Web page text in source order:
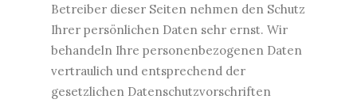
Betreiber dieser Seiten nehmen den Schutz
Ihrer persönlichen Daten sehr ernst. Wir
behandeln Ihre personenbezogenen Daten
vertraulich und entsprechend der
gesetzlichen Datenschutzvorschriften